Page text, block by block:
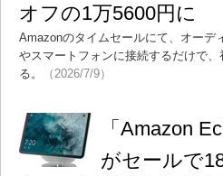
オフの1万5600円に
Amazonのタイムセールにて、オーデ
やスマートフォンに接続するだけで
る。
（2026/7/9）
「Amazon
がセールで